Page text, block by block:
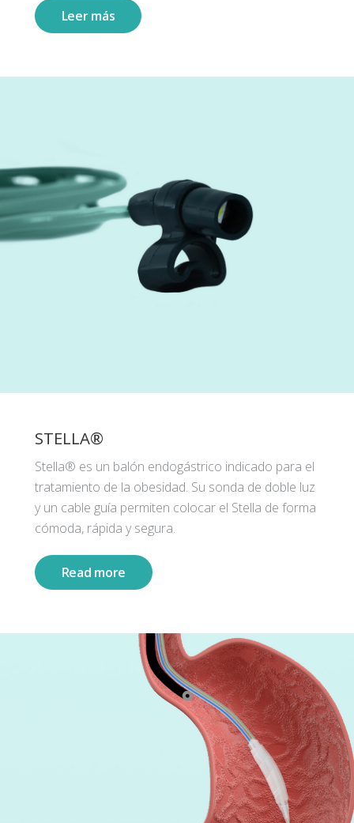
Leer más
STELLA®
Stella® es un balón endogástrico indicado para el
tratamiento de la obesidad. Su sonda de doble luz
y un cable guía permiten colocar el Stella de forma
cómoda, rápida y segura.
Read more